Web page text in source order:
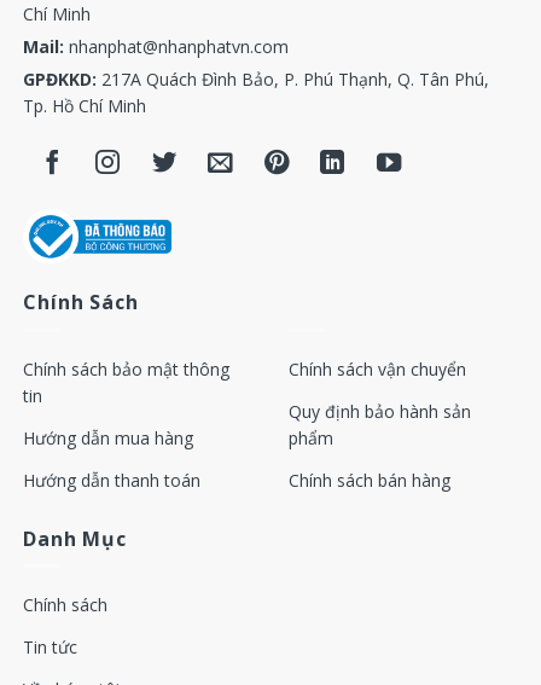
Chí Minh
Mail:nhanphat@nhanphatvn.com
GPĐKKD: 217A Quách Đình Bảo, P. Phú Thạnh, Q. Tân Phú,
Tp. Hồ Chí Minh
Chính Sách
Chính sách bảo mật thông
tin
Hướng dẫn mua hàng
Hướng dẫn thanh toán
Chính sách vận chuyển
Quy định bảo hành sản
phẩm
Chính sách bán hàng
Danh Mục
Chính sách
Tin tức